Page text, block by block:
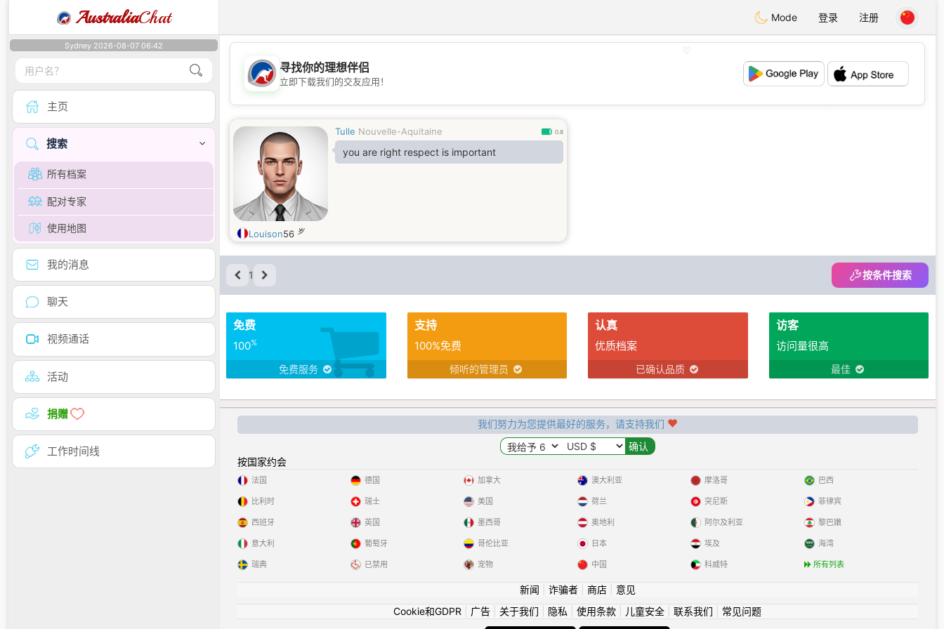
AustraliaChat Mode 登录 注册
Sydney 2026-08-07 06:42
主页
搜索
所有档案
配对专家
使用地图
我的消息
聊天
视频通话
活动
捐赠
工作时间线
💖
💕
寻找你的理想伴侣
立即下载我们的交友应用！
Tulle Nouvelle-Aquitaine 0.8
you are right respect is important
Louison56 岁
1 按条件搜索
免费
100%
免费服务
支持
100%免费
倾听的管理员
认真
优质档案
已确认品质
访客
访问量很高
最佳
我们努力为您提供最好的服务，请支持我们
按国家约会
法国
比利时
西班牙
意大利
瑞典
德国
瑞士
英国
葡萄牙
已禁用
加拿大
美国
墨西哥
哥伦比亚
宠物
澳大利亚
荷兰
奥地利
日本
中国
摩洛哥
突尼斯
阿尔及利亚
埃及
科威特
巴西
菲律宾
黎巴嫩
海湾
所有列表
新闻 诈骗者| 商店| 意见
Cookie和GDPR
广告 关于我们 隐私 使用条款 儿童安全 联系我们 常见问题